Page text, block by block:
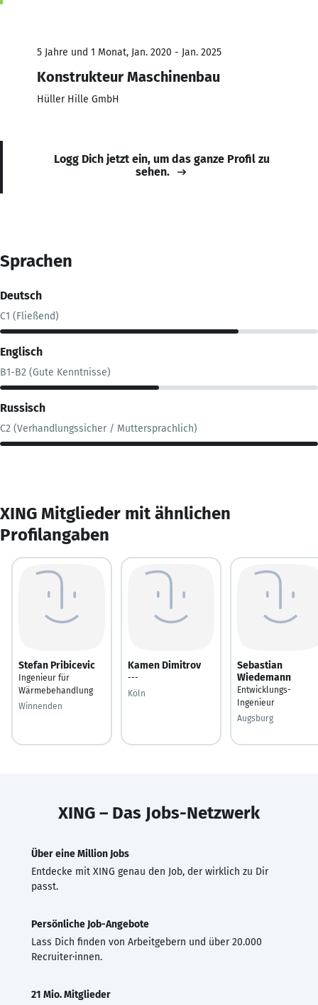
5 Jahre und 1 Monat, Jan. 2020 - Jan. 2025
Konstrukteur Maschinenbau
Hüller Hille GmbH
Logg Dich jetzt ein, um das ganze Profil zu
sehen.
Sprachen
Deutsch
C1 (Fließend)
Englisch
B1-B2 (Gute Kenntnisse)
Russisch
C2 (Verhandlungssicher / Muttersprachlich)
XING Mitglieder mit ähnlichen
Profilangaben
Stefan Pribicevic
Ingenieur für
Wärmebehandlung
Winnenden
Kamen Dimitrov
---
Köln
Sebastian
Wiedemann
Entwicklungs-
Ingenieur
Augsburg
XING – Das Jobs-Netzwerk
Über eine Million Jobs
Entdecke mit XING genau den Job, der wirklich zu Dir
passt.
Persönliche Job-Angebote
Lass Dich finden von Arbeitgebern und über 20.000
Recruiter·innen.
21 Mio. Mitglieder